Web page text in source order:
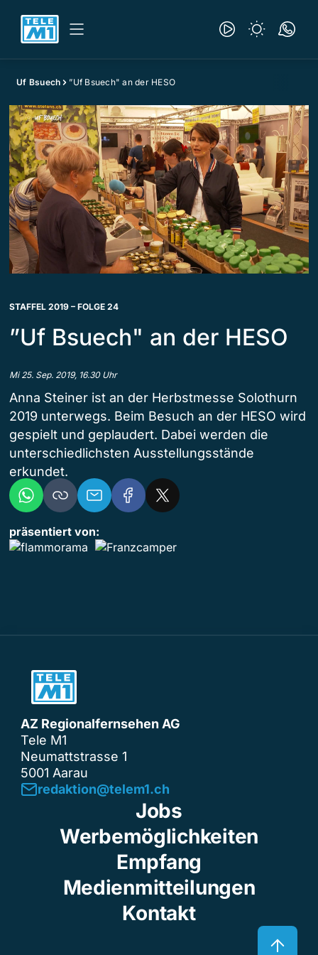
Uf Bsuech ”Uf Bsuech" an der HESO
STAFFEL 2019 – FOLGE 24
”Uf Bsuech" an der HESO
Mi 25. Sep. 2019, 16.30 Uhr
Anna Steiner ist an der Herbstmesse Solothurn
2019 unterwegs. Beim Besuch an der HESO wird
gespielt und geplaudert. Dabei werden die
unterschiedlichsten Ausstellungsstände
erkundet.
präsentiert von:
AZ Regionalfernsehen AG
Tele M1
Neumattstrasse 1
5001 Aarau
redaktion@telem1.ch
Jobs
Werbemöglichkeiten
Empfang
Medienmitteilungen
Kontakt